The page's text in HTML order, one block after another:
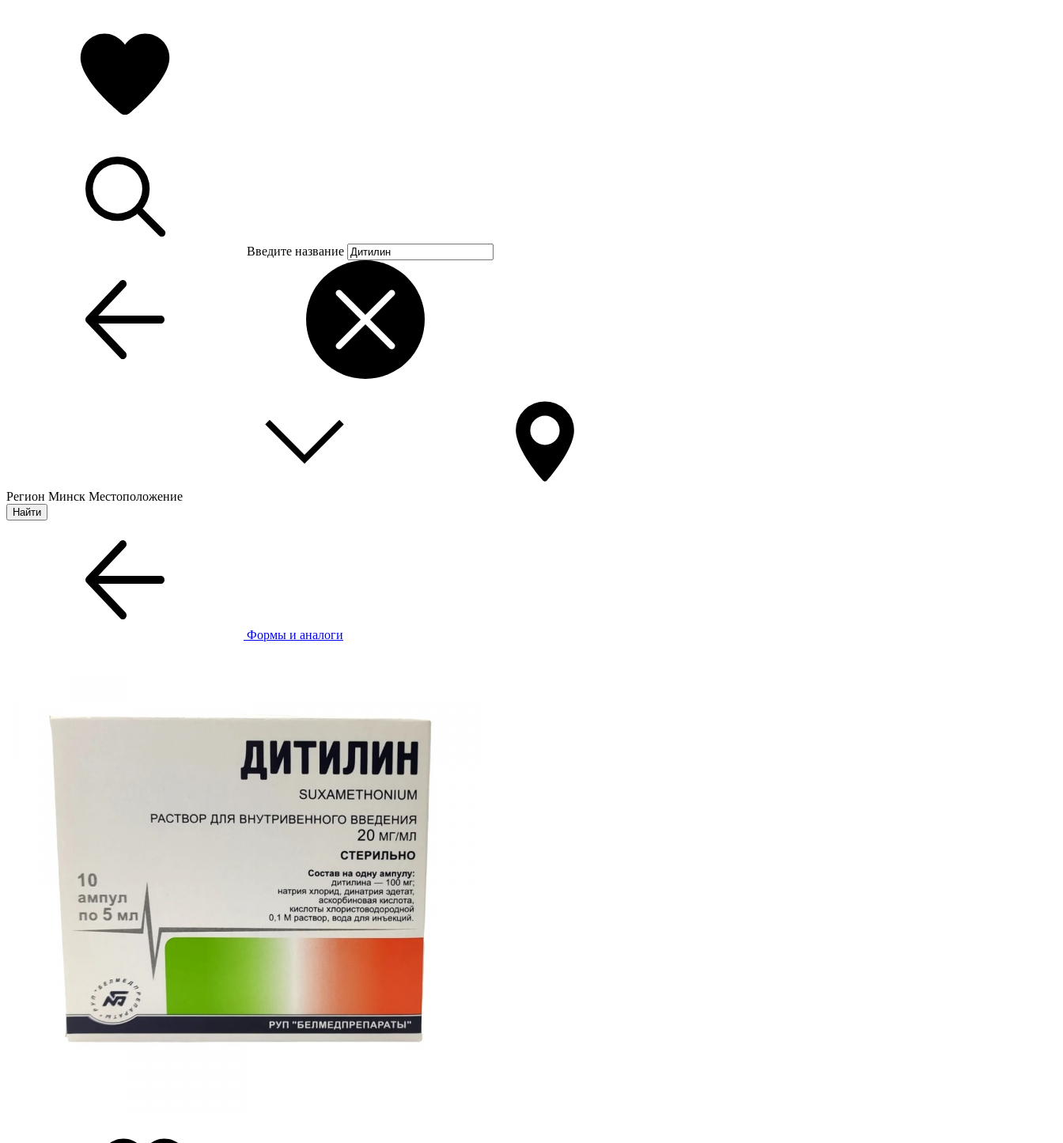
Введите название
Регион Минск Местоположение
Формы и аналоги